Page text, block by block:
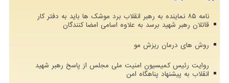
نامه ۸۵ نماینده به رهبر انقلاب برد موشک ها باید به دفتر کار
قاتلان رهبر شهید برسد به علاوه اسامی امضا کنندگان
روش های درمان ریزش مو
روایت رئیس کمیسیون امنیت ملی مجلس از پاسخ رهبر شهید
انقلاب به پیشنهاد پناهگاه امن